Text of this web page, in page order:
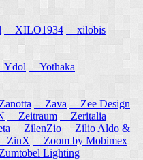
XILO1934 xilobis
Yothaka
Zava
Zee Design
Zeitraum
Zeritalia
ZilenZio
Zilio Aldo &
ZinX
Zoom by Mobimex
Lighting